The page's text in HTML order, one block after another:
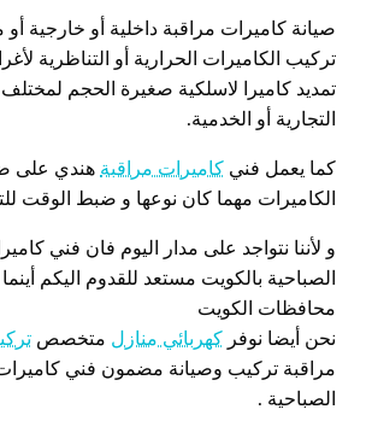
صيانة كاميرات مراقبة داخلية أو خارجية
تركيب الكاميرات الحرارية أو التناظرية
تمديد كاميرا لاسلكية صغيرة الحجم
التجارية أو الخدمية.
كما يعمل فني كاميرات مراقبة هندي على
الكاميرات مهما كان نوعها و ضبط الوقت
و لأننا نتواجد على مدار اليوم فان فني
الصباحية بالكويت مستعد للقدوم اليكم
محافظات الكويت
نحن أيضا نوفر كهربائي منازل متخصص
مراقبة تركيب وصيانة مضمون فني
الصباحية .